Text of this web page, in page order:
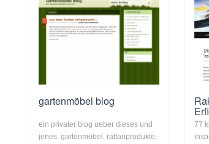
gartenmöbel blog
ein privater blog ueber dieses und
jenes. gartenmöbel, rattanprodukte,
77